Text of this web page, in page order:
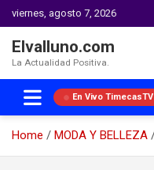
viernes, agosto 7, 2026
Elvalluno.com
La Actualidad Positiva.
En Vivo TimecasTV
Home MODA Y BELLEZA